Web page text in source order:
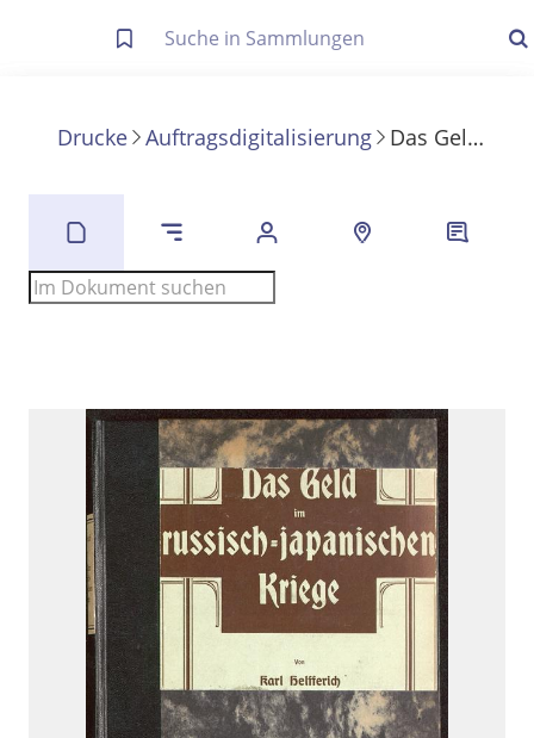
Die letzte Trefferliste besteht aus Ihrer letzten Suche, samt
Anzeigen
Zuletzt gesucht
Drucke Auftragsdigitalisierung Das Geld im russisch-japanischen Kriege